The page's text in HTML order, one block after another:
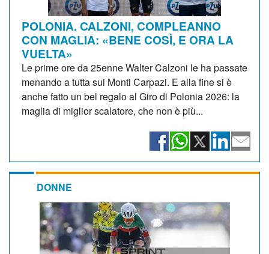
POLONIA. CALZONI, COMPLEANNO
CON MAGLIA: «BENE COSÌ, E ORA LA
VUELTA»
Le prime ore da 25enne Walter Calzoni le ha passate
menando a tutta sui Monti Carpazi. E alla fine si è
anche fatto un bel regalo al Giro di Polonia 2026: la
maglia di miglior scalatore, che non è più...
DONNE